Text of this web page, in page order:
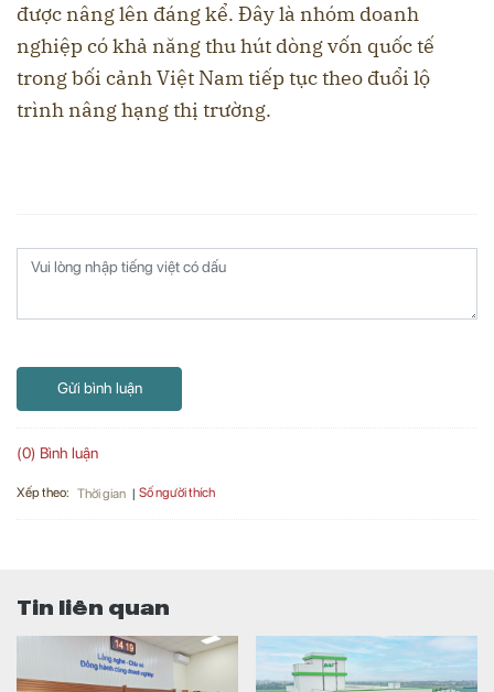
được nâng lên đáng kể. Đây là nhóm doanh
nghiệp có khả năng thu hút dòng vốn quốc tế
trong bối cảnh Việt Nam tiếp tục theo đuổi lộ
trình nâng hạng thị trường.
Gửi bình luận
(0) Bình luận
Xếp theo: Thời gian Số người thích
Tin liên quan